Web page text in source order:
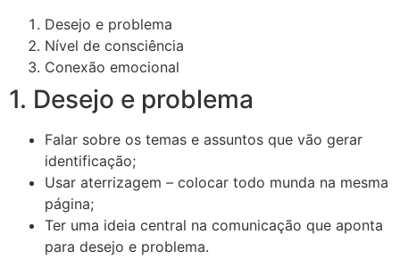
Desejo e problema
Nível de consciência
Conexão emocional
1. Desejo e problema
Falar sobre os temas e assuntos que vão gerar
identificação;
Usar aterrizagem – colocar todo munda na mesma
página;
Ter uma ideia central na comunicação que aponta
para desejo e problema.